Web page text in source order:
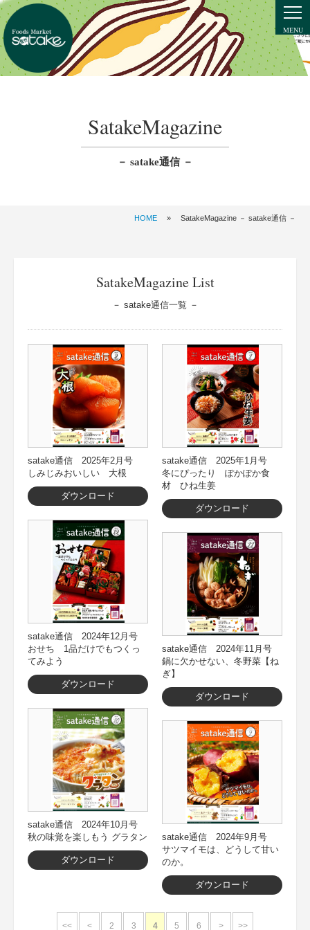
SatakeMagazine
－ satake通信 －
HOME » SatakeMagazine － satake通信 －
SatakeMagazine List
－ satake通信一覧 －
satake通信 2025年2月号
しみじみおいしい 大根
ダウンロード
satake通信 2025年1月号
冬にぴったり ぽかぽか食
材 ひね生姜
ダウンロード
satake通信 2024年12月号
おせち 1品だけでもつくっ
てみよう
ダウンロード
satake通信 2024年11月号
鍋に欠かせない、冬野菜【ね
ぎ】
ダウンロード
satake通信 2024年10月号
秋の味覚を楽しもう グラタン
ダウンロード
satake通信 2024年9月号
サツマイモは、どうして甘い
のか。
ダウンロード
<< < 2 3 4 5 6 > >>